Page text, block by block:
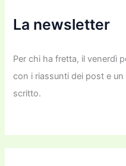
La newsletter
Per chi ha fretta, il venerdì
con i riassunti dei post e
scritto.